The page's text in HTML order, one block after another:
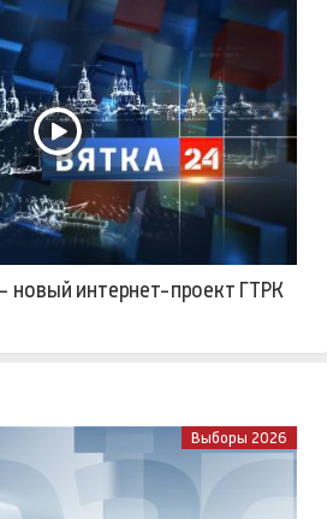
новый интернет-проект ГТРК
Выборы 2026